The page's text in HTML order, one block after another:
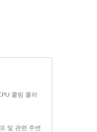
쿨링 쿨러
및 관련 주변